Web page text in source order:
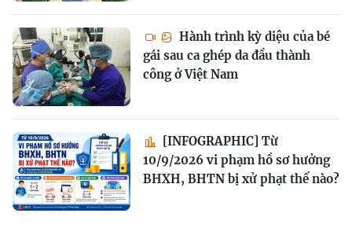
Hành trình kỳ diệu của bé
gái sau ca ghép da đầu thành
công ở Việt Nam
[INFOGRAPHIC] Từ
10/9/2026 vi phạm hồ sơ hưởng
BHXH, BHTN bị xử phạt thế nào?